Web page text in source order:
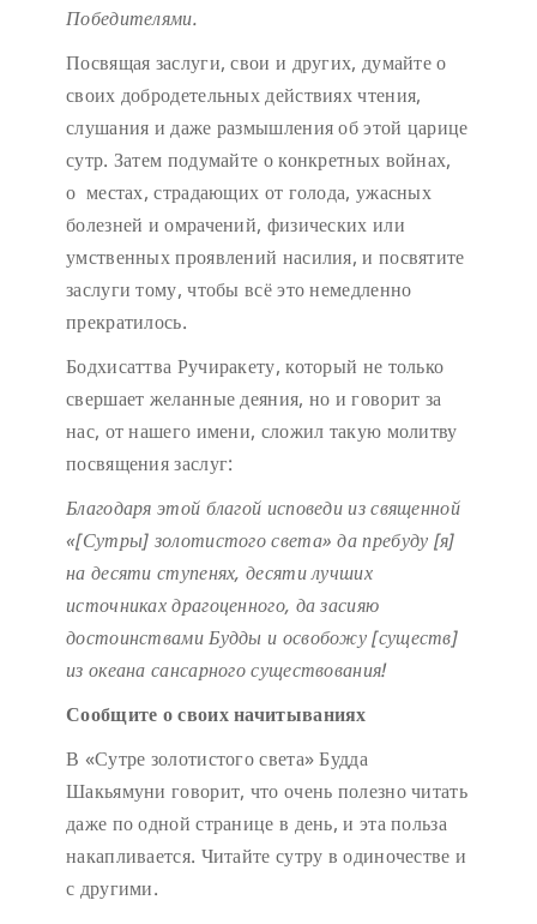
Победителями.
Посвящая заслуги, свои и других, думайте о
своих добродетельных действиях чтения,
слушания и даже размышления об этой царице
сутр. Затем подумайте о конкретных войнах,
о местах, страдающих от голода, ужасных
болезней и омрачений, физических или
умственных проявлений насилия, и посвятите
заслуги тому, чтобы всё это немедленно
прекратилось.
Бодхисаттва Ручиракету, который не только
свершает желанные деяния, но и говорит за
нас, от нашего имени, сложил такую молитву
посвящения заслуг:
Благодаря этой благой исповедииз священной
«[Сутры] золотистого света» да пребуду [я]
на десяти ступенях, десяти лучших
источниках драгоценного, да засияю
достоинствами Будды и освобожу [существ]
из океана сансарного существования!
Сообщите о своих начитываниях
В «Сутре золотистого света» Будда
Шакьямуни говорит, что очень полезно читать
даже по одной странице в день, и эта польза
накапливается. Читайте сутру в одиночестве и
с другими.